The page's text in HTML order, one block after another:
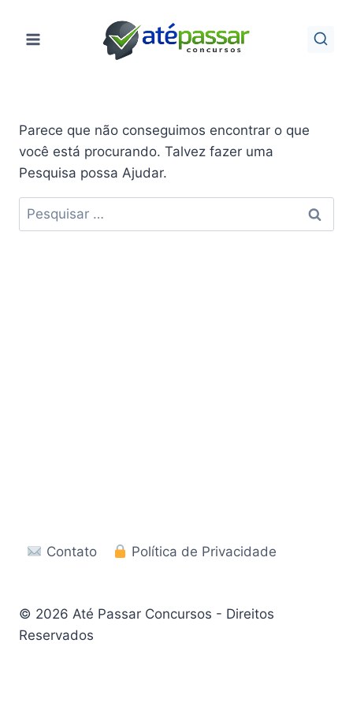
para
Parece que não conseguimos encontrar o que
você está procurando. Talvez fazer uma
Pesquisa possa Ajudar.
Pesquisar
por:
Contato Política de Privacidade
© 2026 Até Passar Concursos - Direitos
Reservados